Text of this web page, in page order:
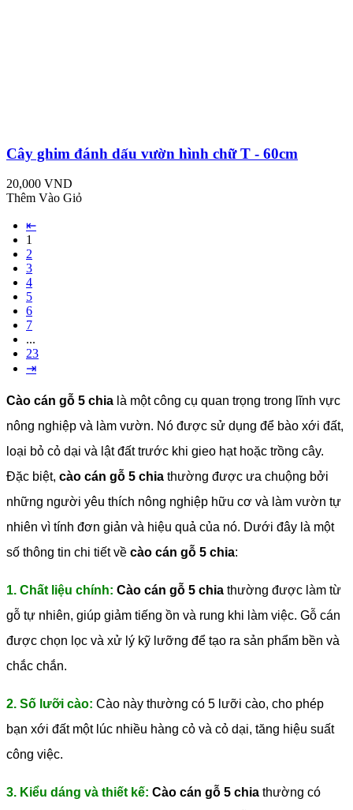
Cây ghim đánh dấu vườn hình chữ T - 60cm
20,000 VND
Thêm Vào Giỏ
⇤
1
2
3
4
5
6
7
...
23
⇥
Cào cán gỗ 5 chia là một công cụ quan trọng trong lĩnh vực
nông nghiệp và làm vườn. Nó được sử dụng để bào xới đất,
loại bỏ cỏ dại và lật đất trước khi gieo hạt hoặc trồng cây.
Đặc biệt, cào cán gỗ 5 chia thường được ưa chuộng bởi
những người yêu thích nông nghiệp hữu cơ và làm vườn tự
nhiên vì tính đơn giản và hiệu quả của nó. Dưới đây là một
số thông tin chi tiết về cào cán gỗ 5 chia:
1. Chất liệu chính: Cào cán gỗ 5 chia thường được làm từ
gỗ tự nhiên, giúp giảm tiếng ồn và rung khi làm việc. Gỗ cán
được chọn lọc và xử lý kỹ lưỡng để tạo ra sản phẩm bền và
chắc chắn.
2. Số lưỡi cào: Cào này thường có 5 lưỡi cào, cho phép
bạn xới đất một lúc nhiều hàng cỏ và cỏ dại, tăng hiệu suất
công việc.
3. Kiểu dáng và thiết kế: Cào cán gỗ 5 chia thường có